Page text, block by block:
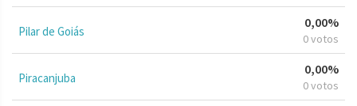
Pilar de Goiás
0,00%
0 votos
Piracanjuba
0,00%
0 votos